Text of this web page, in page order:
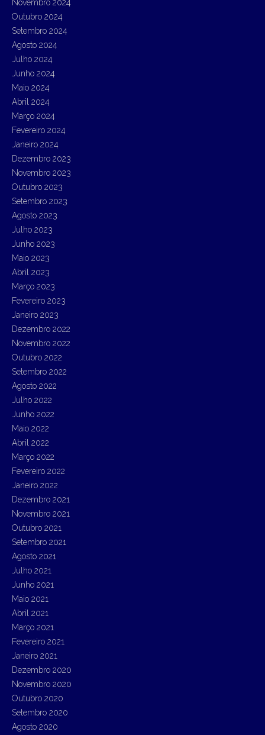
Novembro 2024
Outubro 2024
Setembro 2024
Agosto 2024
Julho 2024
Junho 2024
Maio 2024
Abril 2024
Março 2024
Fevereiro 2024
Janeiro 2024
Dezembro 2023
Novembro 2023
Outubro 2023
Setembro 2023
Agosto 2023
Julho 2023
Junho 2023
Maio 2023
Abril 2023
Março 2023
Fevereiro 2023
Janeiro 2023
Dezembro 2022
Novembro 2022
Outubro 2022
Setembro 2022
Agosto 2022
Julho 2022
Junho 2022
Maio 2022
Abril 2022
Março 2022
Fevereiro 2022
Janeiro 2022
Dezembro 2021
Novembro 2021
Outubro 2021
Setembro 2021
Agosto 2021
Julho 2021
Junho 2021
Maio 2021
Abril 2021
Março 2021
Fevereiro 2021
Janeiro 2021
Dezembro 2020
Novembro 2020
Outubro 2020
Setembro 2020
Agosto 2020